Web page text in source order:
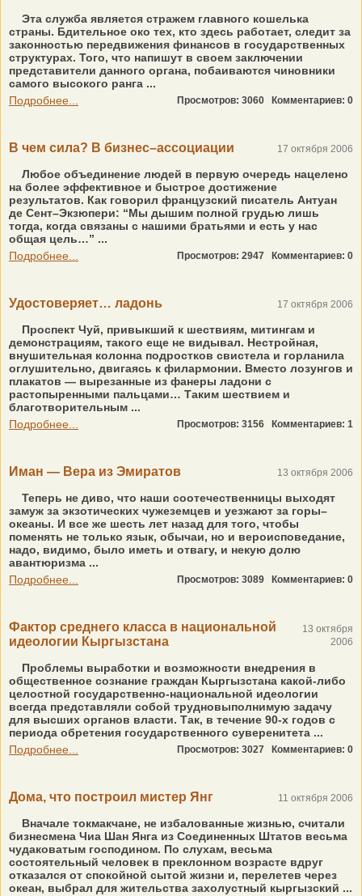
Эта служба является стражем главного кошелька
страны. Бдительное око тех, кто здесь работает, следит за
законностью передвижения финансов в государственных
структурах. Того, что напишут в своем заключении
представители данного органа, побаиваются чиновники
самого высокого ранга ...
Подробнее...
Просмотров: 3060 Комментариев: 0
В чем сила? В бизнес–ассоциации 17 октября 2006
Любое объединение людей в первую очередь нацелено
на более эффективное и быстрое достижение
результатов. Как говорил французский писатель Антуан
де Сент–Экзюпери: “Мы дышим полной грудью лишь
тогда, когда связаны с нашими братьями и есть у нас
общая цель…” ...
Подробнее...
Просмотров: 2947 Комментариев: 0
Удостоверяет… ладонь 17 октября 2006
Проспект Чуй, привыкший к шествиям, митингам и
демонстрациям, такого еще не видывал. Нестройная,
внушительная колонна подростков свистела и горланила
оглушительно, двигаясь к филармонии. Вместо лозунгов и
плакатов — вырезанные из фанеры ладони с
растопыренными пальцами… Таким шествием и
благотворительным ...
Подробнее...
Просмотров: 3156 Комментариев: 1
Иман — Вера из Эмиратов 13 октября 2006
Теперь не диво, что наши соотечественницы выходят
замуж за экзотических чужеземцев и уезжают за горы–
океаны. И все же шесть лет назад для того, чтобы
поменять не только язык, обычаи, но и вероисповедание,
надо, видимо, было иметь и отвагу, и некую долю
авантюризма ...
Подробнее...
Просмотров: 3089 Комментариев: 0
Фактор среднего класса в национальной
идеологии Кыргызстана
13 октября
2006
Проблемы выработки и возможности внедрения в
общественное сознание граждан Кыргызстана какой-либо
целостной государственно-национальной идеологии
всегда представляли собой трудновыполнимую задачу
для высших органов власти. Так, в течение 90-х годов с
периода обретения государственного суверенитета ...
Подробнее...
Просмотров: 3027 Комментариев: 0
Дома, что построил мистер Янг 11 октября 2006
Вначале токмакчане, не избалованные жизнью, считали
бизнесмена Чиа Шан Янга из Соединенных Штатов весьма
чудаковатым господином. По слухам, весьма
состоятельный человек в преклонном возрасте вдруг
отказался от спокойной сытой жизни и, перелетев через
океан, выбрал для жительства захолустный кыргызский ...